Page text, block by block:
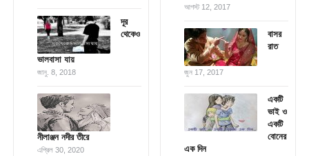
দূর
থেকেও
ভালবাসা যায়
জানু. 8, 2018
নীলাঞ্জন নদীর তীরে
এপ্রিল 30, 2020
আগস্ট 12, 2017
বাসর
রাত
জুন 17, 2017
একটি
ভাই ও
একটি
বোনের
এক দিন